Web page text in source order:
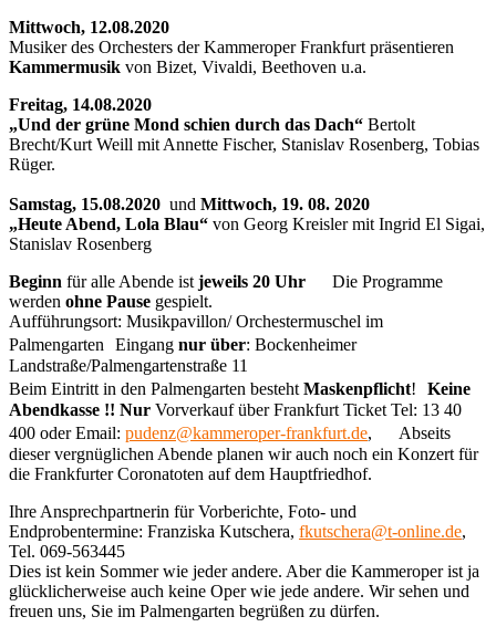
Mittwoch, 12.08.2020
Musiker des Orchesters der Kammeroper Frankfurt präsentieren
Kammermusik von Bizet, Vivaldi, Beethoven u.a.
Freitag, 14.08.2020
„Und der grüne Mond schien durch das Dach“ Bertolt
Brecht/Kurt Weill mit Annette Fischer, Stanislav Rosenberg, Tobias
Rüger.
Samstag, 15.08.2020 und Mittwoch, 19. 08. 2020
„Heute Abend, Lola Blau“ von Georg Kreisler mit Ingrid El Sigai,
Stanislav Rosenberg
Beginn für alle Abende ist jeweils 20 Uhr Die Programme
werden ohne Pause gespielt.
Aufführungsort: Musikpavillon/ Orchestermuschel im
Palmengarten Eingang nur über: Bockenheimer
Landstraße/Palmengartenstraße 11
Beim Eintritt in den Palmengarten besteht Maskenpflicht! Keine
Abendkasse !! Nur Vorverkauf über Frankfurt Ticket Tel: 13 40
400 oder Email: pudenz@kammeroper-frankfurt.de, Abseits
dieser vergnüglichen Abende planen wir auch noch ein Konzert für
die Frankfurter Coronatoten auf dem Hauptfriedhof.
Ihre Ansprechpartnerin für Vorberichte, Foto- und
Endprobentermine: Franziska Kutschera, fkutschera@t-online.de,
Tel. 069-563445
Dies ist kein Sommer wie jeder andere. Aber die Kammeroper ist ja
glücklicherweise auch keine Oper wie jede andere. Wir sehen und
freuen uns, Sie im Palmengarten begrüßen zu dürfen.